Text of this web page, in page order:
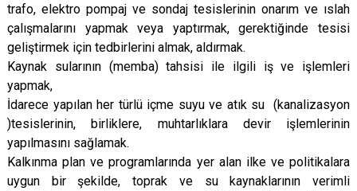
trafo, elektro pompaj ve sondaj tesislerinin onarım ve ıslah
çalışmalarını yapmak veya yaptırmak, gerektiğinde tesisi
geliştirmek için tedbirlerini almak, aldırmak.
Kaynak sularının (memba) tahsisi ile ilgili iş ve işlemleri
yapmak,
İdarece yapılan her türlü içme suyu ve atık su (kanalizasyon
)tesislerinin, birliklere, muhtarlıklara devir işlemlerinin
yapılmasını sağlamak.
Kalkınma plan ve programlarında yer alan ilke ve politikalara
uygun bir şekilde, toprak ve su kaynaklarının verimli